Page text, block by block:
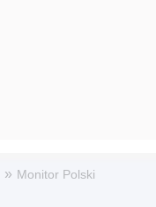
» Monitor Polski